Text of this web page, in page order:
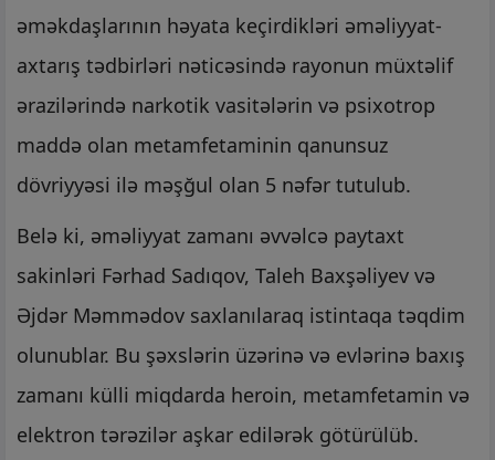
əməkdaşlarının həyata keçirdikləri əməliyyat-
axtarış tədbirləri nəticəsində rayonun müxtəlif
ərazilərində narkotik vasitələrin və psixotrop
maddə olan metamfetaminin qanunsuz
dövriyyəsi ilə məşğul olan 5 nəfər tutulub.
Belə ki, əməliyyat zamanı əvvəlcə paytaxt
sakinləri Fərhad Sadıqov, Taleh Baxşəliyev və
Əjdər Məmmədov saxlanılaraq istintaqa təqdim
olunublar. Bu şəxslərin üzərinə və evlərinə baxış
zamanı külli miqdarda heroin, metamfetamin və
elektron tərəzilər aşkar edilərək götürülüb.